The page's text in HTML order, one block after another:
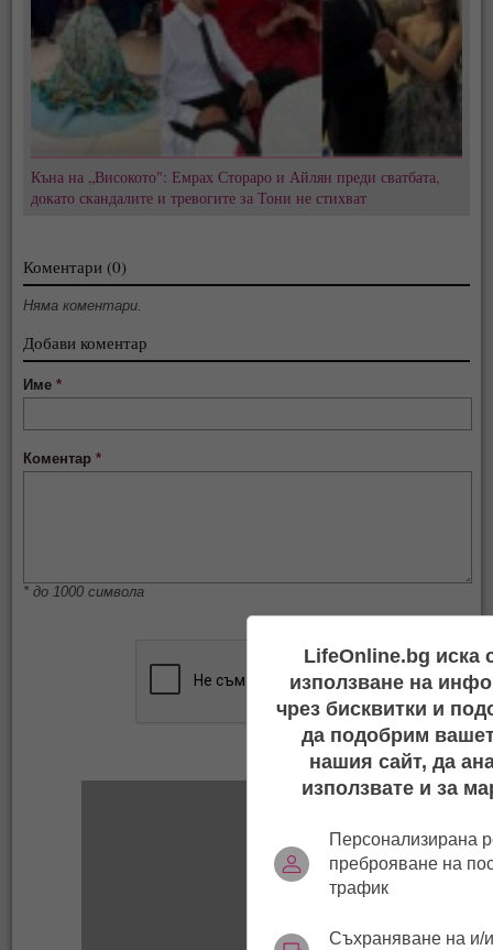
Къна на „Високото": Емрах Стораро и Айлян преди сватбата,
докато скандалите и тревогите за Тони не стихват
Коментари (0)
Няма коментари.
Добави коментар
Име*
Коментар*
* до 1000 символа
LifeOnline.bg иска
използване на
чрез бисквитки и
да подобрим
нашия сайт, да
използвате и за
Персонализирана
преброяване на
трафик
Съхраняване на и/